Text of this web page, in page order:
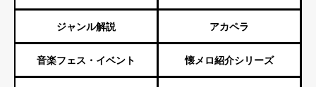
ジャンル解説 アカペラ
音楽フェス・イベント 懐メロ紹介シリーズ